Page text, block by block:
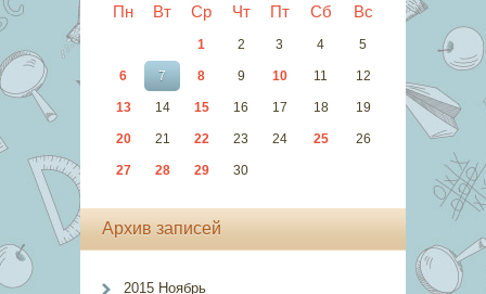
Пн Вт Ср Чт Пт Сб Вс
1 2 3 4 5
6 7 8 9 10 11 12
13 14 15 16 17 18 19
20 21 22 23 24 25 26
27 28 29 30
Архив записей
2015 Ноябрь